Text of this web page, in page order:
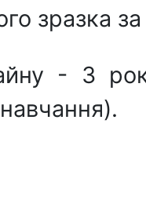
зразка
- 3